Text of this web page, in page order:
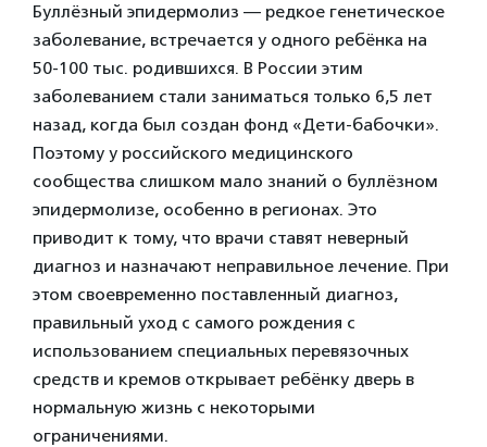
Буллёзный эпидермолиз — редкое генетическое
заболевание, встречается у одного ребёнка на
50-100 тыс. родившихся. В России этим
заболеванием стали заниматься только 6,5 лет
назад, когда был создан фонд «Дети-бабочки».
Поэтому у российского медицинского
сообщества слишком мало знаний о буллёзном
эпидермолизе, особенно в регионах. Это
приводит к тому, что врачи ставят неверный
диагноз и назначают неправильное лечение. При
этом своевременно поставленный диагноз,
правильный уход с самого рождения с
использованием специальных перевязочных
средств и кремов открывает ребёнку дверь в
нормальную жизнь с некоторыми
ограничениями.